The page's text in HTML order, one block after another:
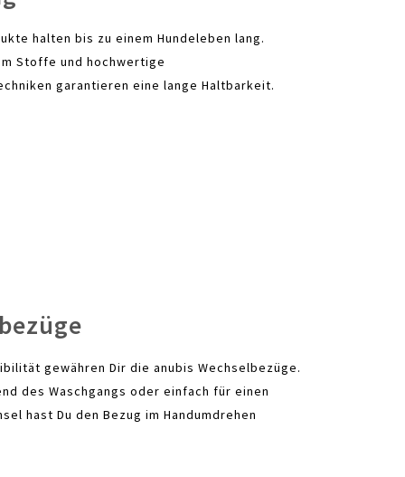
halten bis zu einem Hundeleben lang.
Stoffe und hochwertige
garantieren eine lange Haltbarkeit.
gewähren Dir die anubis Wechselbezüge.
des Waschgangs oder einfach für einen
hast Du den Bezug im Handumdrehen